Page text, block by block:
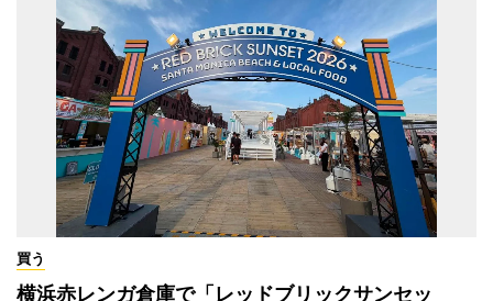
買う
横浜赤レンガ倉庫で「レッドブリックサンセッ